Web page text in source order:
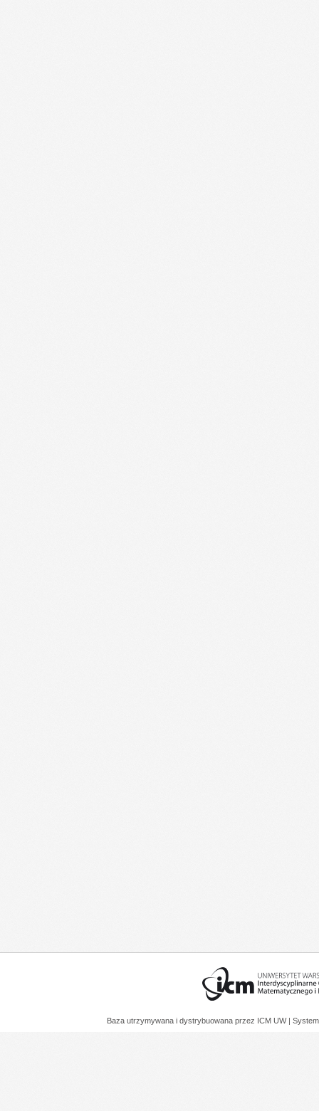
Baza utrzymywana i dystrybuowana przez ICM UW |